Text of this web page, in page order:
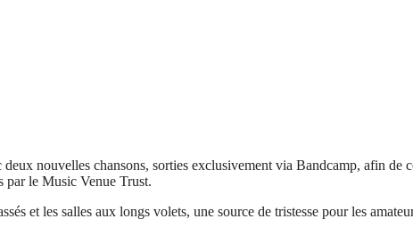
nouvelles chansons, sorties exclusivement via Bandcamp, afin de
par le Music Venue Trust.
et les salles aux longs volets, une source de tristesse pour les